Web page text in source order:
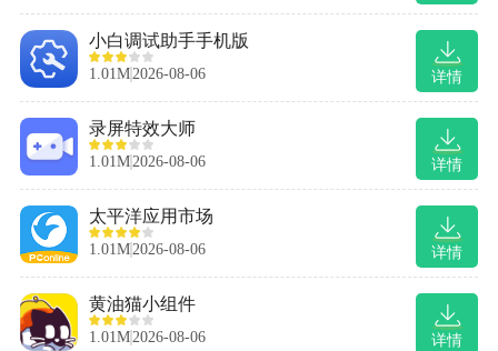
详情
小白调试助手手机版
1.01M2026-08-06
详情
录屏特效大师
1.01M2026-08-06
详情
太平洋应用市场
1.01M2026-08-06
详情
黄油猫小组件
1.01M2026-08-06